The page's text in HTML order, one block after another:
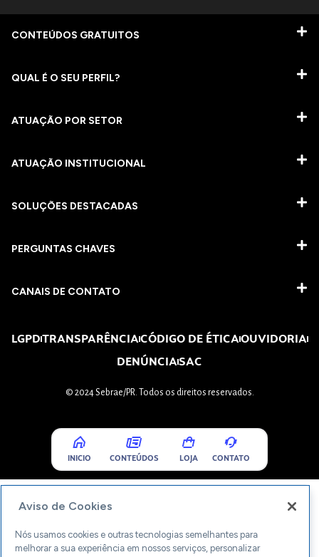
CONTEÚDOS GRATUITOS
QUAL É O SEU PERFIL?
ATUAÇÃO POR SETOR
ATUAÇÃO INSTITUCIONAL
SOLUÇÕES DESTACADAS
PERGUNTAS CHAVES​
CANAIS DE CONTATO
LGPDTRANSPARÊNCIACÓDIGO DE ÉTICAOUVIDORIA
DENÚNCIASAC
© 2024 Sebrae/PR. Todos os direitos reservados.
INICIO CONTEÚDOS LOJA CONTATO
Aviso de Cookies
Nós usamos cookies e outras tecnologias semelhantes para
melhorar a sua experiência em nossos serviços, personalizar